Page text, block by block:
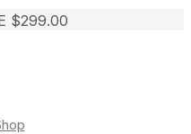
$299.00